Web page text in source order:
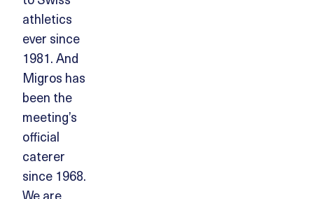
athletics
ever since
1981. And
Migros has
been the
meeting’s
official
caterer
since 1968.
We are